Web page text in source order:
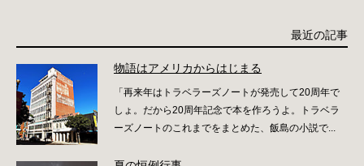
最近の記事
物語はアメリカからはじまる
「再来年はトラベラーズノートが発売して20周年で
しょ。だから20周年記念で本を作ろうよ。トラベラ
ーズノートのこれまでをまとめた、飯島の小説で...